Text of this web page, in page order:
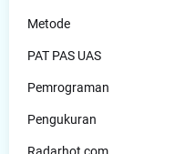
Metode
PAT PAS UAS
Pemrograman
Pengukuran